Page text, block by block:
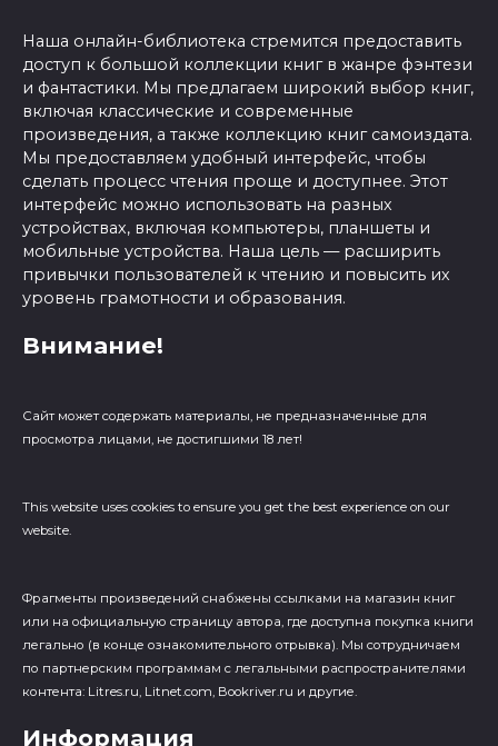
Наша онлайн-библиотека стремится предоставить
доступ к большой коллекции книг в жанре фэнтези
и фантастики. Мы предлагаем широкий выбор книг,
включая классические и современные
произведения, а также коллекцию книг самоиздата.
Мы предоставляем удобный интерфейс, чтобы
сделать процесс чтения проще и доступнее. Этот
интерфейс можно использовать на разных
устройствах, включая компьютеры, планшеты и
мобильные устройства. Наша цель — расширить
привычки пользователей к чтению и повысить их
уровень грамотности и образования.
Внимание!
Сайт может содержать материалы, не предназначенные для
просмотра лицами, не достигшими 18 лет!
This website uses cookies to ensure you get the best experience on our
website.
Фрагменты произведений cнабжены ссылками на магазин книг
или на официальную страницу автора, где доступна покупка книги
легально (в конце ознакомительного отрывка). Мы сотрудничаем
по партнерским программам с легальными распространителями
контента: Litres.ru, Litnet.com, Bookriver.ru и другие.
Информация